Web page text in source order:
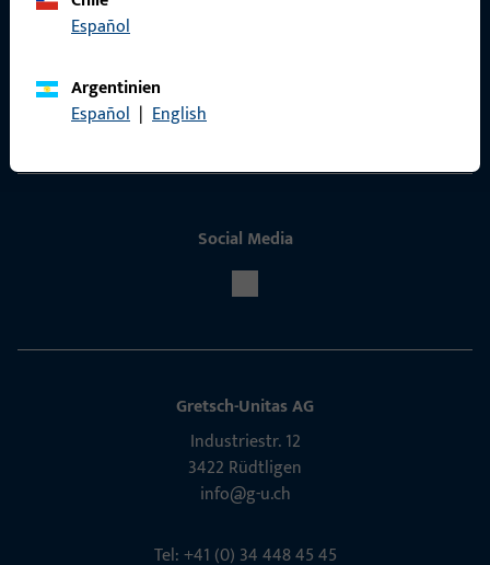
Español
Argentinien
Español | English
Social Media
Gretsch-Unitas AG
Indu­s­triestr. 12
3422 Rüdt­ligen
info@g-u.ch
Tel: +41 (0) 34 448 45 45